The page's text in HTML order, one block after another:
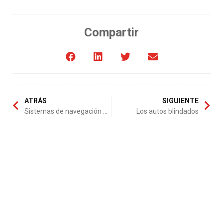
Compartir
ATRÁS
SIGUIENTE
Los autos blindados